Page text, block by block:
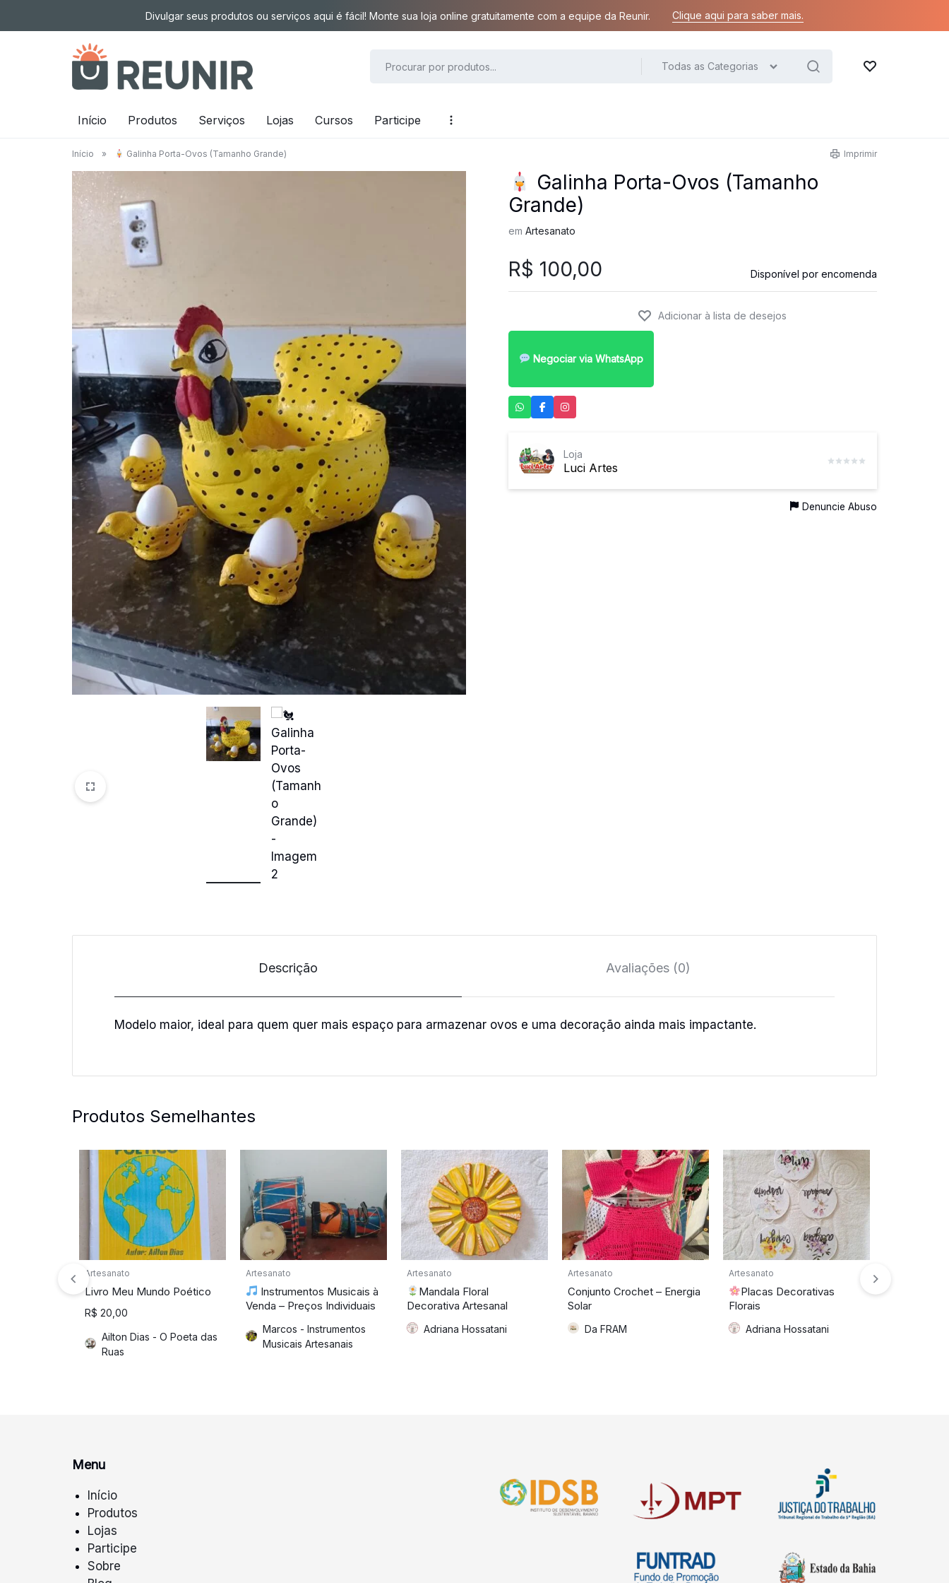
Divulgar seus produtos ou serviços aqui é fácil! Monte sua loja online gratuitamente com a equipe da Reunir. Clique aqui para saber mais.
tecnologia
oportunizando
trabalho
decente
para
quem
mais
precisa!
Todas as Categorias
Início Produtos Serviços Lojas Cursos Participe
Início » Galinha Porta-Ovos (Tamanho Grande) Imprimir
Galinha Porta-Ovos (Tamanho
Grande)
emArtesanato
R$ 100,00 Disponível por encomenda
Negociar via WhatsApp
Luci Artes
Loja
Denuncie Abuso
Descrição Avaliações (0)
Modelo maior, ideal para quem quer mais espaço para armazenar ovos e uma decoração ainda mais impactante.
Produtos Semelhantes
Artesanato
Livro Meu Mundo Poético
R$ 20,00
Ailton Dias - O Poeta das
Ruas
Artesanato
Instrumentos Musicais à
Venda – Preços Individuais
Marcos - Instrumentos
Musicais Artesanais
Artesanato
Mandala Floral
Decorativa Artesanal
Adriana Hossatani
Artesanato
Conjunto Crochet – Energia
Solar
Da FRAM
Artesanato
Placas Decorativas
Florais
Adriana Hossatani
Menu
Início
Produtos
Lojas
Participe
Sobre